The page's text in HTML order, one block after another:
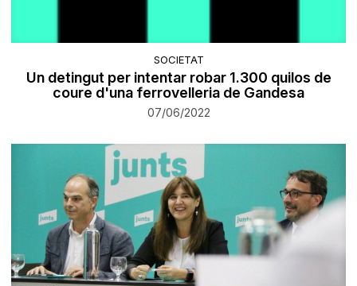
SOCIETAT
Un detingut per intentar robar 1.300 quilos de
coure d'una ferrovelleria de Gandesa
07/06/2022